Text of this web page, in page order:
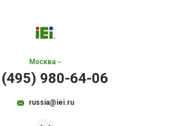
Москва
(495) 980-64-06
russia@iei.ru